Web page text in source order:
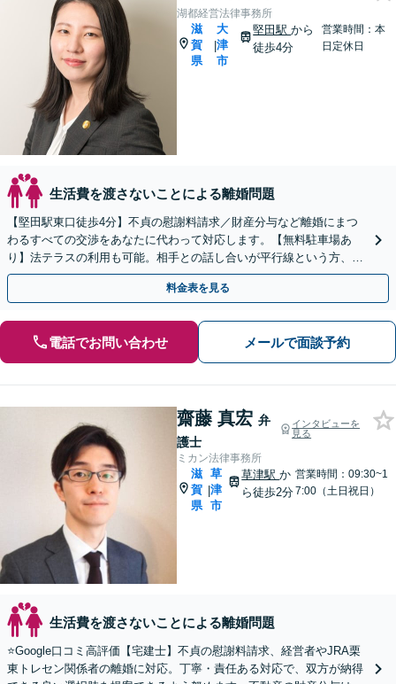
湖都経営法律事務所
滋
賀
県
|
大
津
市
堅田駅から
徒歩4分
営業時間：本
日定休日
生活費を渡さないことによる離婚問題
【堅田駅東口徒歩4分】不貞の慰謝料請求／財産分与など離婚にまつ
わるすべての交渉をあなたに代わって対応します。【無料駐車場あ
り】法テラスの利用も可能。相手との話し合いが平行線という方、一
度ご相談ください。
料金表を見る
電話でお問い合わせ メールで面談予約
齋藤 真宏 弁
護士
インタビューを
見る
ミカン法律事務所
滋
賀
県
|
草
津
市
草津駅か
ら徒歩2分
営業時間：09:30~1
7:00（土日祝日）
生活費を渡さないことによる離婚問題
⭐️Google口コミ高評価【宅建士】不貞の慰謝料請求、経営者やJRA栗
東トレセン関係者の離婚に対応。丁寧・責任ある対応で、双方が納得